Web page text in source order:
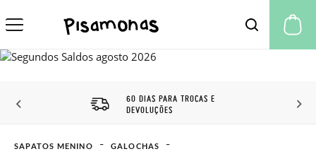
60 DIAS PARA TROCAS E
DEVOLUÇÕES
SAPATOS MENINO
GALOCHAS